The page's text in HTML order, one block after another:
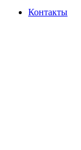
Контакты